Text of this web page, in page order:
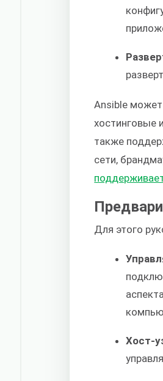
Ansible может
хостинговые
также
сети,
Для этого
Хост-